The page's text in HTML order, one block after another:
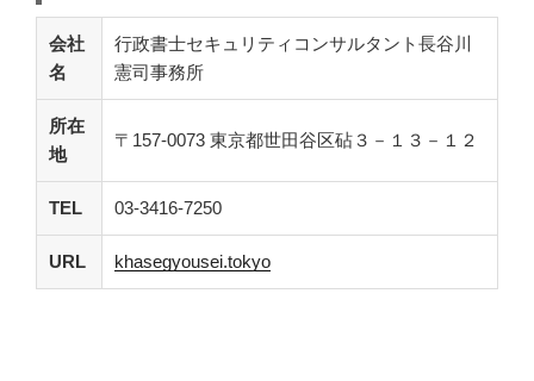
会社
名
行政書士セキュリティコンサルタント長谷川
憲司事務所
所在
地
〒157-0073 東京都世田谷区砧３－１３－１２
TEL 03-3416-7250
URL khasegyousei.tokyo